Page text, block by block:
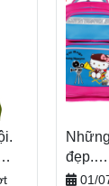
khách
mãi
dạng
xách.
Miễn
toán
đẹp.
01/